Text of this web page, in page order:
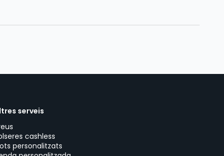
serveis
cashless
personalitzats